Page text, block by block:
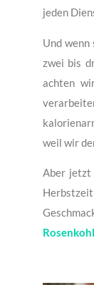
jeden
Und
zwei bis
achten
weil wir
Aber jetzt